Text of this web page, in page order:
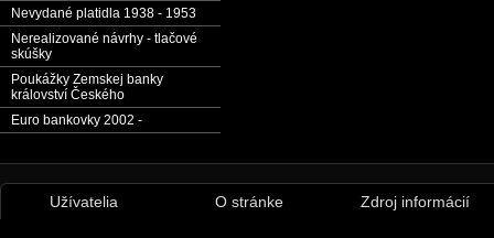
Nevydané platidla 1938 - 1953
Nerealizované návrhy - tlačové
skúšky
Poukážky Zemskej banky
království Českého
Euro bankovky 2002 -
Užívatelia O stránke Zdroj informácií